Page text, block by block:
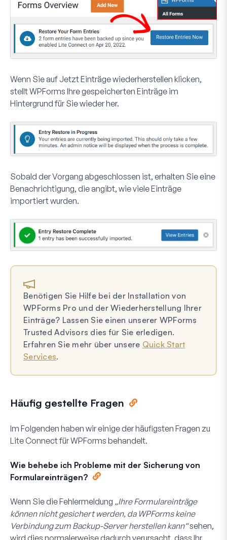
Wenn Sie auf Jetzt Einträge wiederherstellen klicken,
stellt WPForms Ihre gespeicherten Einträge im
Hintergrund für Sie wieder her.
Sobald der Vorgang abgeschlossen ist, erhalten Sie eine
Benachrichtigung, die angibt, wie viele Einträge
importiert wurden.
Benötigen Sie Hilfe bei der Installation von
WPForms Pro und der Wiederherstellung Ihrer
Einträge? Lassen Sie einen unserer WPForms
Trusted Advisors dies für Sie erledigen.
Erfahren Sie mehr über unsere Quick Start
Services.
Häufig gestellte Fragen
Im Folgenden haben wir einige der häufigsten Fragen zu
Lite Connect für WPForms behandelt.
Wie behebe ich Probleme mit der Sicherung von
Formulareinträgen?
Wenn Sie die Fehlermeldung „Ihre Formulareinträge
können nicht gesichert werden, da WPForms keine
Verbindung zum Backup-Server herstellen kann“sehen,